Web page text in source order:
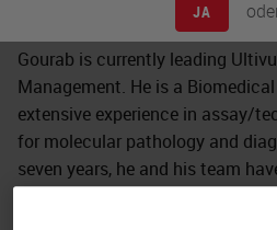
JA
Management, Ultivue
Gourab is currently leading
Management. He is a
extensive experience in assay/
for molecular pathology and
seven years, he and his team